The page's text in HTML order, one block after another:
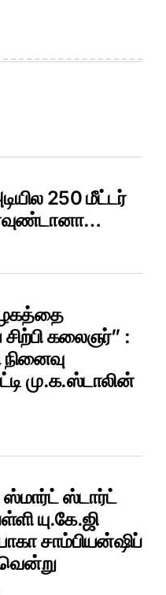
250 மீட்டர்
சிற்பி கலைஞர்” :
மு.க.ஸ்டாலின்
ஸ்மார்ட் ஸ்டார்ட்
யு.கே.ஜி
சாம்பியன்ஷிப்